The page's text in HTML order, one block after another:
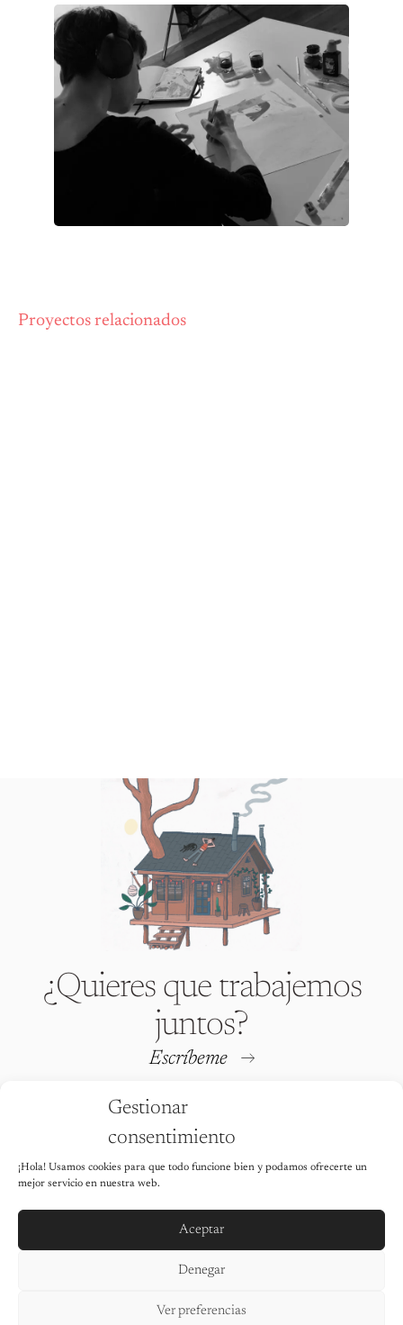
Gestionar
consentimiento
¡Hola! Usamos cookies para que todo funcione bien y podamos ofrecerte un
mejor servicio en nuestra web.
Aceptar
Denegar
Ver preferencias
Proyectos relacionados
¿Quieres que trabajemos
juntos?
Escríbeme
Iria Fafián © 2026 All rights
reserved
cualquiera de las imágenes de este
sitio web sin el permiso explícito de la
Declaración de accesibilidad